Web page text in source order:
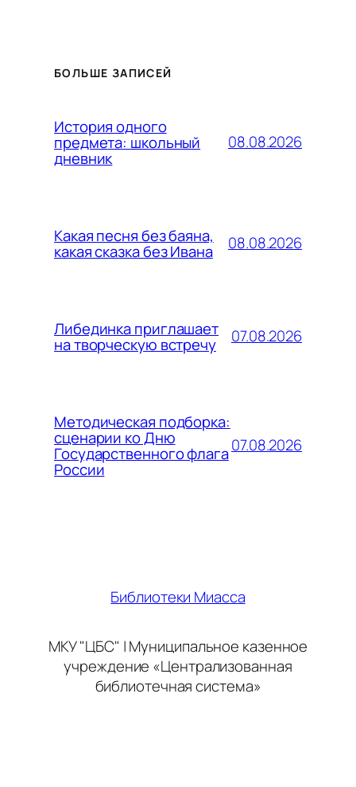
БОЛЬШЕ ЗАПИСЕЙ
История одного
предмета: школьный
дневник
08.08.2026
Какая песня без баяна,
какая сказка без Ивана 08.08.2026
Либединка приглашает
на творческую встречу 07.08.2026
Методическая подборка:
сценарии ко Дню
Государственного флага
России
07.08.2026
Библиотеки Миасса
МКУ "ЦБС" | Муниципальное казенное
учреждение «Централизованная
библиотечная система»